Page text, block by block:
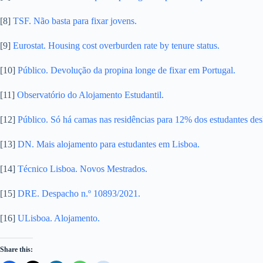
[8] TSF. Não basta para fixar jovens.
[9] Eurostat. Housing cost overburden rate by tenure status.
[10] Público. Devolução da propina longe de fixar em Portugal.
[11] Observatório do Alojamento Estudantil.
[12] Público. Só há camas nas residências para 12% dos estudantes
[13] DN. Mais alojamento para estudantes em Lisboa.
[14] Técnico Lisboa. Novos Mestrados.
[15] DRE. Despacho n.º 10893/2021.
[16] ULisboa. Alojamento.
Share this: